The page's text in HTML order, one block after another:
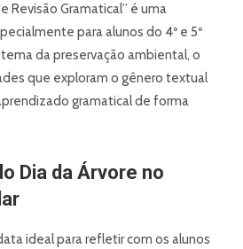
Revisão Gramatical” é uma
para alunos do 4º e 5º
da preservação ambiental, o
que exploram o gênero textual
gramatical de forma
Dia da Árvore no
ideal para refletir com os alunos